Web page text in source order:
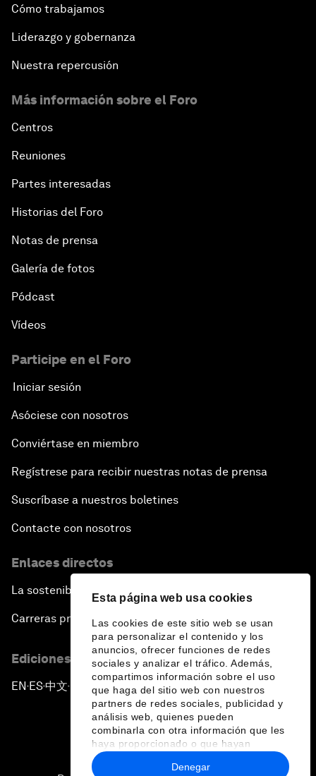
Esta página web usa cookies
Las cookies de este sitio web se usan
para personalizar el contenido y los
anuncios, ofrecer funciones de redes
sociales y analizar el tráfico. Además,
compartimos información sobre el uso
que haga del sitio web con nuestros
partners de redes sociales, publicidad y
análisis web, quienes pueden
combinarla con otra información que les
haya proporcionado o que hayan
recopilado a partir del uso que haya
hecho de sus servicios.
Denegar
Cómo trabajamos
Liderazgo y gobernanza
Nuestra repercusión
Más información sobre el Foro
Centros
Reuniones
Partes interesadas
Historias del Foro
Notas de prensa
Galería de fotos
Pódcast
Vídeos
Participe en el Foro
Iniciar sesión
Asóciese con nosotros
Conviértase en miembro
Regístrese para recibir nuestras notas de prensa
Suscríbase a nuestros boletines
Contacte con nosotros
Enlaces directos
La sostenibilidad en el Foro
Carreras profesionales
Ediciones en otros idiomas
EN ▪ES▪中文▪ 日本語